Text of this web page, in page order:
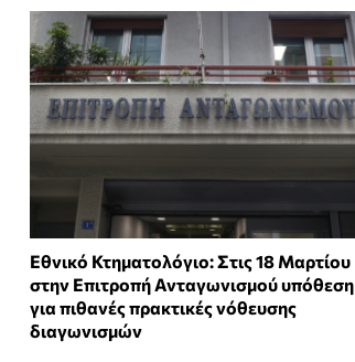
Εθνικό Κτηματολόγιο: Στις 18 Μαρτίου
στην Επιτροπή Ανταγωνισμού υπόθεση
για πιθανές πρακτικές νόθευσης
διαγωνισμών